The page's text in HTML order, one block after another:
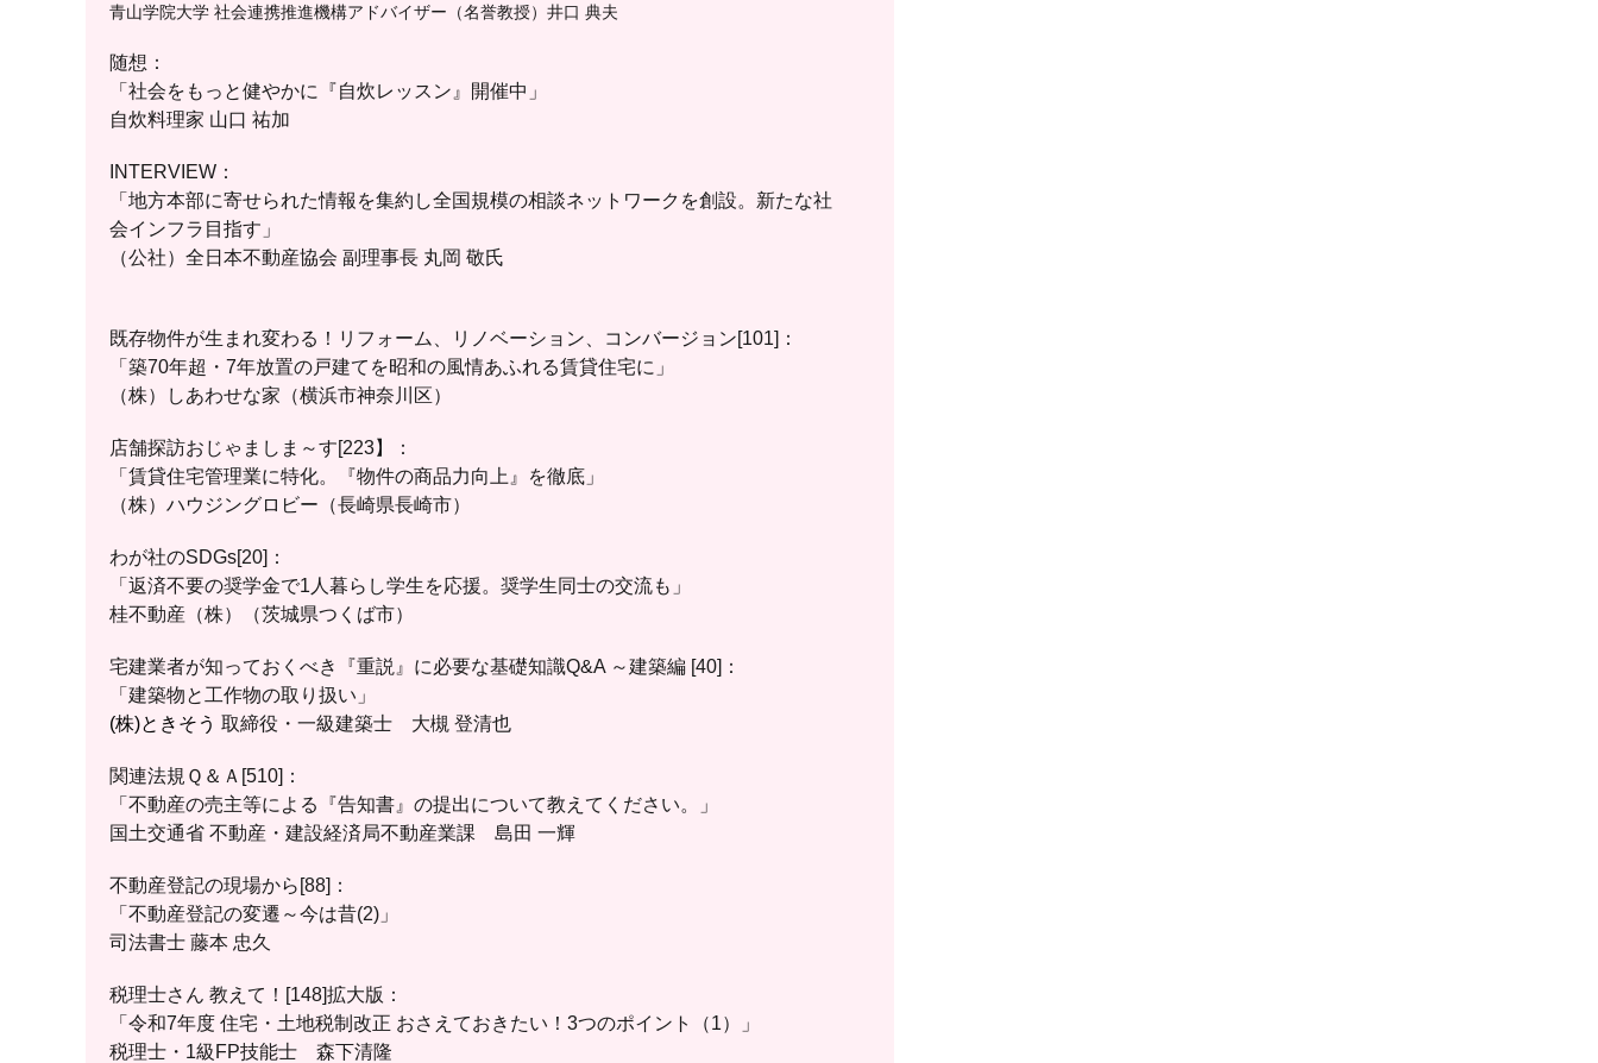
青山学院大学 社会連携推進機構アドバイザー（名誉教授）井口 典夫
随想：
「社会をもっと健やかに『自炊レッスン』開催中」
自炊料理家 山口 祐加
INTERVIEW：
「地方本部に寄せられた情報を集約し全国規模の相談ネットワークを創設。新たな社
会インフラ目指す」
（公社）全日本不動産協会 副理事長 丸岡 敬氏
既存物件が生まれ変わる！リフォーム、リノベーション、コンバージョン[101]：
「築70年超・7年放置の戸建てを昭和の風情あふれる賃貸住宅に」
（株）しあわせな家（横浜市神奈川区）
店舗探訪おじゃましま～す[223】：
「賃貸住宅管理業に特化。『物件の商品力向上』を徹底」
（株）ハウジングロビー（長崎県長崎市）
わが社のSDGs[20]：
「返済不要の奨学金で1人暮らし学生を応援。奨学生同士の交流も」
桂不動産（株）（茨城県つくば市）
宅建業者が知っておくべき『重説』に必要な基礎知識Q&A ～建築編 [40]：
「建築物と工作物の取り扱い」
(株)ときそう 取締役・一級建築士 大槻 登清也
関連法規Ｑ＆Ａ[510]：
「不動産の売主等による『告知書』の提出について教えてください。」
国土交通省 不動産・建設経済局不動産業課 島田 一輝
不動産登記の現場から[88]：
「不動産登記の変遷～今は昔(2)」
司法書士 藤本 忠久
税理士さん 教えて！[148]拡大版：
「令和7年度 住宅・土地税制改正 おさえておきたい！3つのポイント（1）」
税理士・1級FP技能士 森下清隆